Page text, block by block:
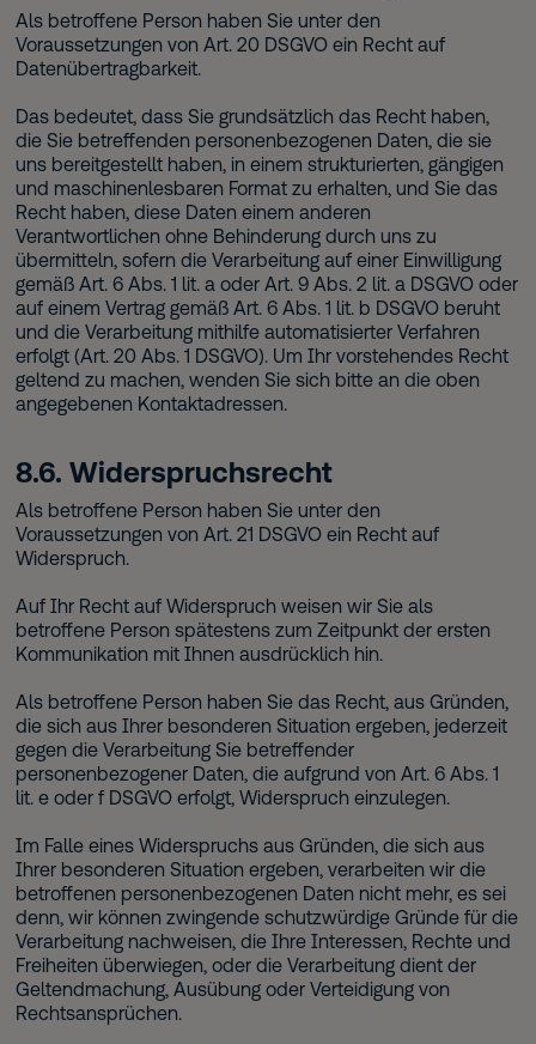
Als betroffene Person haben Sie unter den
Voraussetzungen von Art. 20 DSGVO ein Recht auf
Datenübertragbarkeit.
Das bedeutet, dass Sie grundsätzlich das Recht haben,
die Sie betreffenden personenbezogenen Daten, die sie
uns bereitgestellt haben, in einem strukturierten, gängigen
und maschinenlesbaren Format zu erhalten, und Sie das
Recht haben, diese Daten einem anderen
Verantwortlichen ohne Behinderung durch uns zu
übermitteln, sofern die Verarbeitung auf einer Einwilligung
gemäß Art. 6 Abs. 1 lit. a oder Art. 9 Abs. 2 lit. a DSGVO oder
auf einem Vertrag gemäß Art. 6 Abs. 1 lit. b DSGVO beruht
und die Verarbeitung mithilfe automatisierter Verfahren
erfolgt (Art. 20 Abs. 1 DSGVO). Um Ihr vorstehendes Recht
geltend zu machen, wenden Sie sich bitte an die oben
angegebenen Kontaktadressen.
8.6. Widerspruchsrecht
Als betroffene Person haben Sie unter den
Voraussetzungen von Art. 21 DSGVO ein Recht auf
Widerspruch.
Auf Ihr Recht auf Widerspruch weisen wir Sie als
betroffene Person spätestens zum Zeitpunkt der ersten
Kommunikation mit Ihnen ausdrücklich hin.
Als betroffene Person haben Sie das Recht, aus Gründen,
die sich aus Ihrer besonderen Situation ergeben, jederzeit
gegen die Verarbeitung Sie betreffender
personenbezogener Daten, die aufgrund von Art. 6 Abs. 1
lit. e oder f DSGVO erfolgt, Widerspruch einzulegen.
Im Falle eines Widerspruchs aus Gründen, die sich aus
Ihrer besonderen Situation ergeben, verarbeiten wir die
betroffenen personenbezogenen Daten nicht mehr, es sei
denn, wir können zwingende schutzwürdige Gründe für die
Verarbeitung nachweisen, die Ihre Interessen, Rechte und
Freiheiten überwiegen, oder die Verarbeitung dient der
Geltendmachung, Ausübung oder Verteidigung von
Rechtsansprüchen.